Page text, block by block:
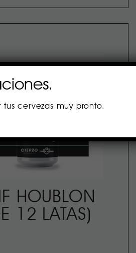
HOUBLON
12 LATAS)
cervezas muy pronto.